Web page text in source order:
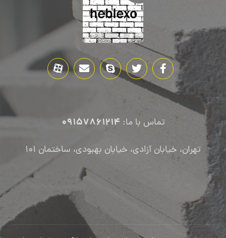
تماس با ما: 09157861214
تهران، خیابان آزادی، خیابان بهبودی، ساختمان ۱۰۱